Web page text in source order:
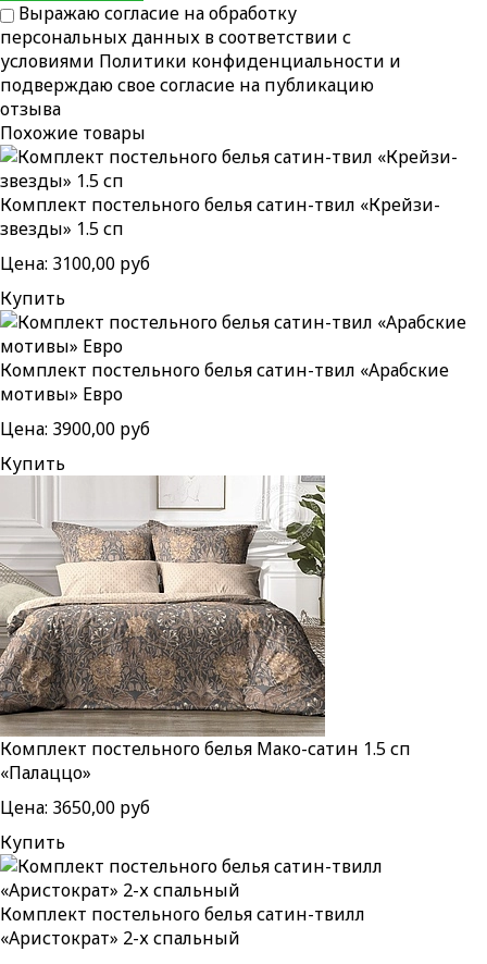
Выражаю согласие на обработку
персональных данных в соответствии с
условиями Политики конфиденциальности и
подверждаю свое согласие на публикацию
отзыва
Похожие товары
Комплект постельного белья сатин-твил «Крейзи-
звезды» 1.5 сп
Цена: 3100,00 руб
Купить
Комплект постельного белья сатин-твил «Арабские
мотивы» Евро
Цена: 3900,00 руб
Купить
Комплект постельного белья Мако-сатин 1.5 сп
«Палаццо»
Цена: 3650,00 руб
Купить
Комплект постельного белья сатин-твилл
«Аристократ» 2-х спальный